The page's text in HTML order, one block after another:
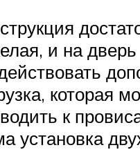
и на дверь
которая
к
установка